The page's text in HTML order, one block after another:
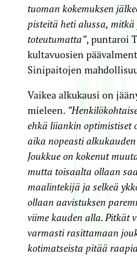
tuoman kokemuksen
pisteitä heti alussa,
toteutumatta”, puntaroi
kultavuosien
Sinipaitojen
Vaikea alkukausi on
mieleen.
ehkä liiankin optimistiset
aika nopeasti alkukauden
Joukkue on kokenut
mutta toisaalta ollaan
maalintekijä ja selkeä
ollaan aavistuksen
viime kauden alla. Pitkät
varmasti rasittamaan
kotimatseista pitää